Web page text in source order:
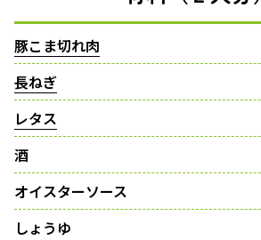
豚こま切れ肉
長ねぎ
レタス
酒
オイスターソース
しょうゆ